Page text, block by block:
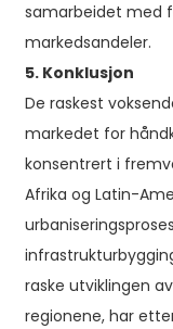
samarbeidet med
markedsandeler.
5. Konklusjon
De raskest
markedet for
konsentrert i
Afrika og Latin-
raske utviklingen
regionene, har